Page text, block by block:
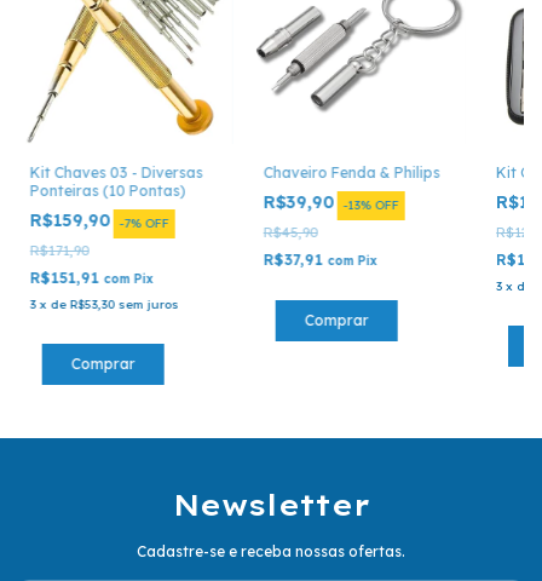
Kit Chaves 03 - Diversas
Ponteiras (10 Pontas)
R$159,90 -7% OFF
R$171,90
R$151,91 com Pix
3 x de R$53,30 sem juros
Chaveiro Fenda & Philips
R$39,90 -13% OFF
R$45,90
R$37,91 com Pix
Kit
3 x de
Newsletter
Cadastre-se e receba nossas ofertas.